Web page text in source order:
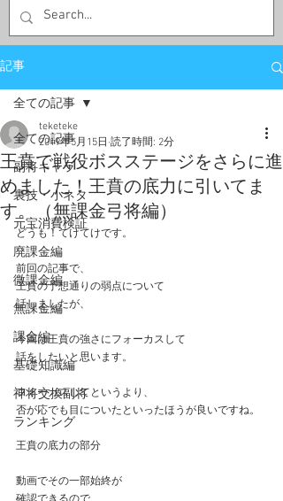
記事
全ての記事
副将キャラ
裏技・小ネタ
元宝消費検証
廃課金編
微課金編
無課金編
課金編
基礎知識編
神将交換副将
ランキング
全ての記事
王賁で戦役ボスステージをさらに進
めました！王賁の底力に引いてま
す。（無課金弓将編）
teketeke
2019年5月15日 読了時間: 2分
どうも！てけてけです。
前回の記事で、
王賁の予想通りの弱点について
話しましたが、
今回は王賁の強さにフォーカスして
話をしたいと思います。
フォーカスしてというより、
否が応でも目についたといったほうが良いですね。
王賁の底力の部分
動画でその一部始終が